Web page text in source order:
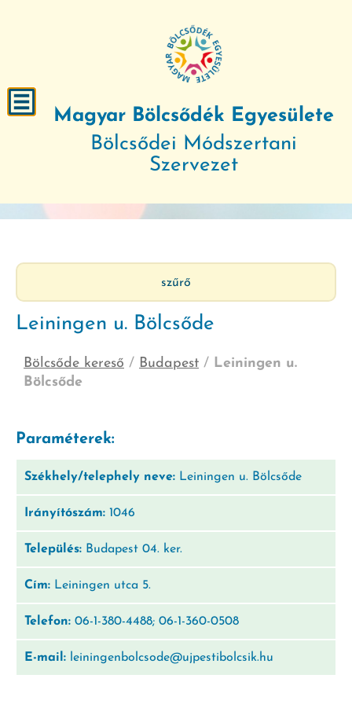
Magyar Bölcsődék Egyesülete
Bölcsődei Módszertani
Szervezet
szűrő
Leiningen u. Bölcsőde
Bölcsőde kereső / Budapest / Leiningen u.
Bölcsőde
Paraméterek:
Székhely/telephely neve: Leiningen u. Bölcsőde
Irányítószám: 1046
Település: Budapest 04. ker.
Cím: Leiningen utca 5.
Telefon: 06-1-380-4488; 06-1-360-0508
E-mail: leiningenbolcsode@ujpestibolcsik.hu